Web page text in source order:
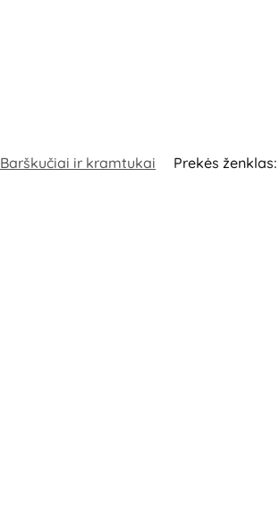
Barškučiai ir kramtukai Prekės ženklas: